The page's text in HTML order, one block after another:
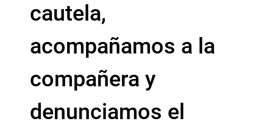
cautela,
acompañamos a la
compañera y
denunciamos el